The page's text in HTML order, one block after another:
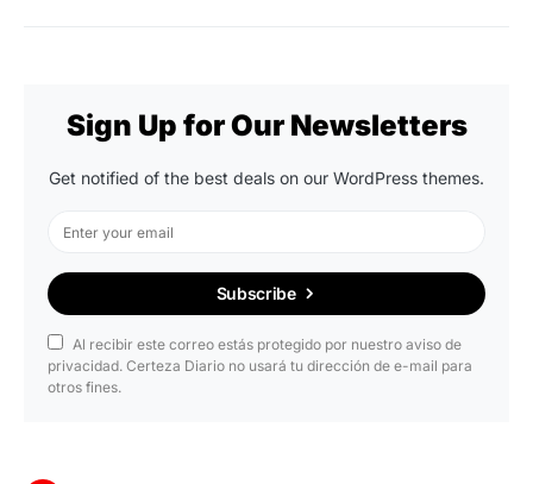
Sign Up for Our Newsletters
Get notified of the best deals on our WordPress themes.
Subscribe
Al recibir este correo estás protegido por nuestro aviso de
privacidad. Certeza Diario no usará tu dirección de e-mail para
otros fines.